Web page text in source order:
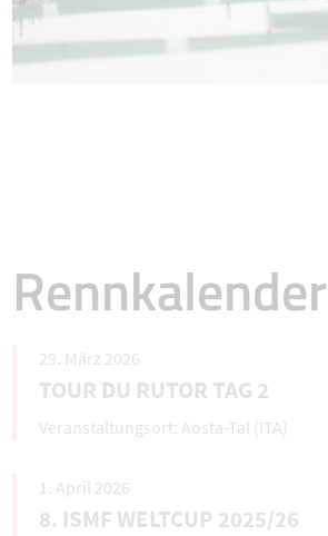
Rennkalender
29. März 2026
TOUR DU RUTOR TAG 2
Aosta-Tal (ITA)
1. April 2026
8. ISMF WELTCUP 2025/26